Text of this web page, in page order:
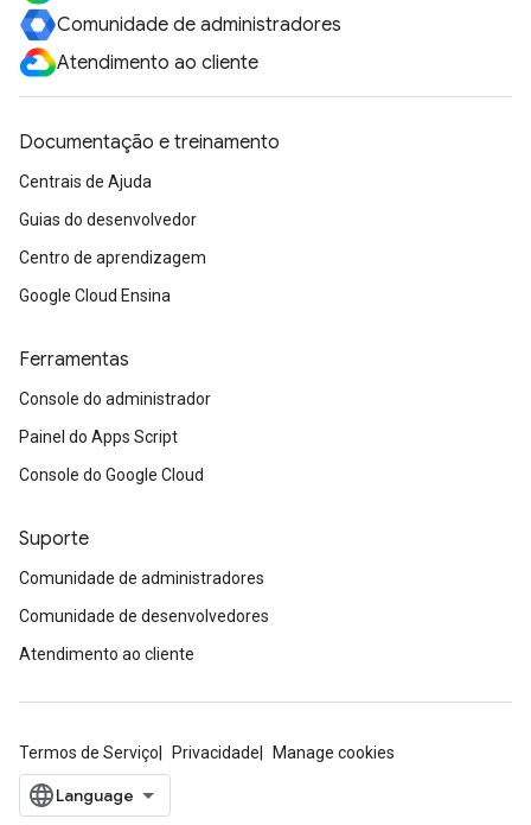
Comunidade de administradores
Atendimento ao cliente
Documentação e treinamento
Centrais de Ajuda
Guias do desenvolvedor
Centro de aprendizagem
Google Cloud Ensina
Ferramentas
Console do administrador
Painel do Apps Script
Console do Google Cloud
Suporte
Comunidade de administradores
Comunidade de desenvolvedores
Atendimento ao cliente
Termos de Serviço Privacidade Manage cookies